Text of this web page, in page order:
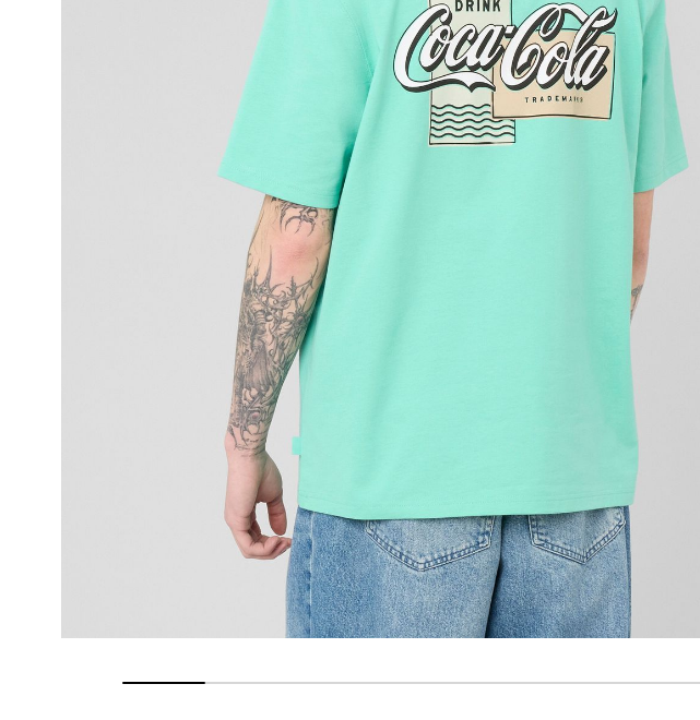
Retours gratuits
Pendant 90 jours
En magasin, ou